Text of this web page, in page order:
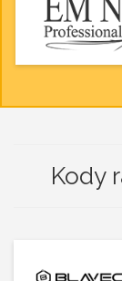
Kody